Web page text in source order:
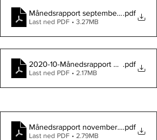
Månedsrapport september 2020red
.pdf
Last ned PDF • 3.27MB
2020-10-Månedsrapport oktoberred
.pdf
Last ned PDF • 2.17MB
Månedsrapport november 2020
.pdf
Last ned PDF • 2.79MB